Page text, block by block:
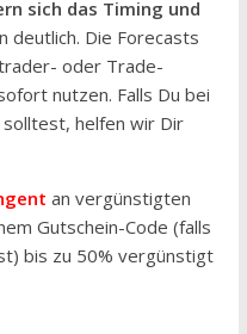
sich das Timing und
deutlich. Die Forecasts
oder Trade-
nutzen. Falls Du bei
helfen wir Dir
an vergünstigten
Gutschein-Code (falls
bis zu 50% vergünstigt